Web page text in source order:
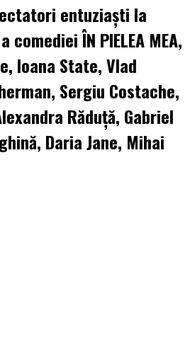
entuziaști la
ÎN PIELEA MEA,
Ioana State, Vlad
Sergiu Costache,
Răduță, Gabriel
Daria Jane, Mihai